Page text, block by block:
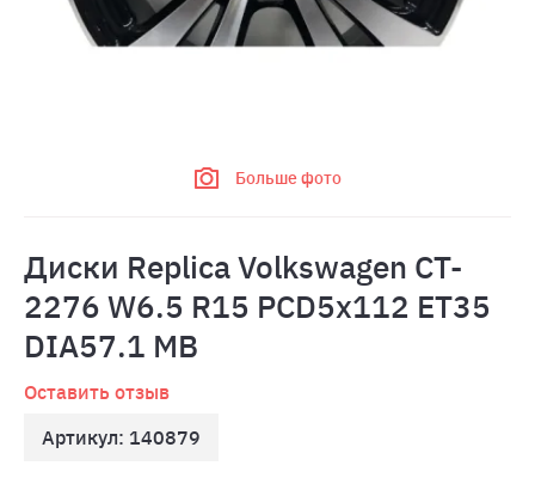
Больше фото
Диски Replica Volkswagen CT-
2276 W6.5 R15 PCD5x112 ET35
DIA57.1 MB
Оставить отзыв
Артикул: 140879